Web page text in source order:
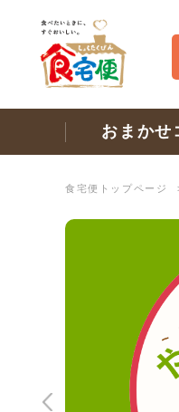
おまかせ
食宅便トップページ